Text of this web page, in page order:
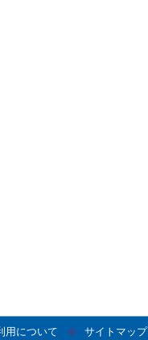
用について サイトマップ